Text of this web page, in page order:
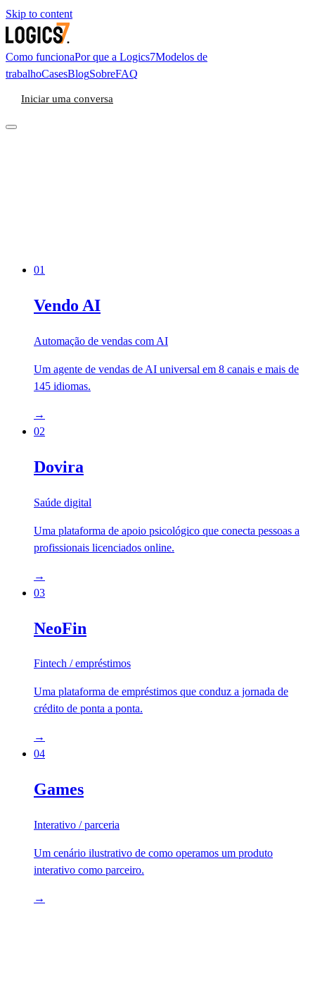
Skip to content
Como funcionaPor que a Logics7Modelos de
trabalhoCasesBlogSobreFAQ
Iniciar uma conversa
01
Vendo AI
Automação de vendas com AI
Um agente de vendas de AI universal em 8 canais e mais de
145 idiomas.
→
02
Dovira
Saúde digital
Uma plataforma de apoio psicológico que conecta pessoas a
profissionais licenciados online.
→
03
NeoFin
Fintech / empréstimos
Uma plataforma de empréstimos que conduz a jornada de
crédito de ponta a ponta.
→
04
Games
Interativo / parceria
Um cenário ilustrativo de como operamos um produto
interativo como parceiro.
→